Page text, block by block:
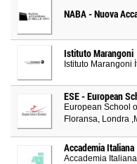
NABA - Nuova
Istituto Marangoni
Istituto Marangoni
ESE - European
European School
Floransa, Londra
Accademia Italiana
Accademia